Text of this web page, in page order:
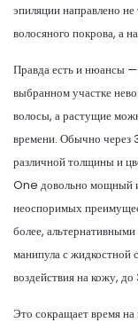
эпиляции направлено
волосяного покрова, а
Правда есть и нюансы —
выбранном участке
волосы, а растущие
времени. Обычно через
различной толщины и
One довольно мощный
неоспоримых
более,
манипула с жидкостной
воздействия на кожу,
Это сокращает время